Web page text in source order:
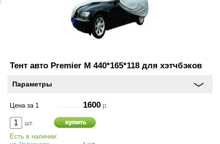
сервисное обслуживание
Шины и диски
Автоэлектроника
Тент авто Premier M 440*165*118 для хэтчбэков
Параметры
Цена за 1 1600 р.
шт.
Есть в наличии: